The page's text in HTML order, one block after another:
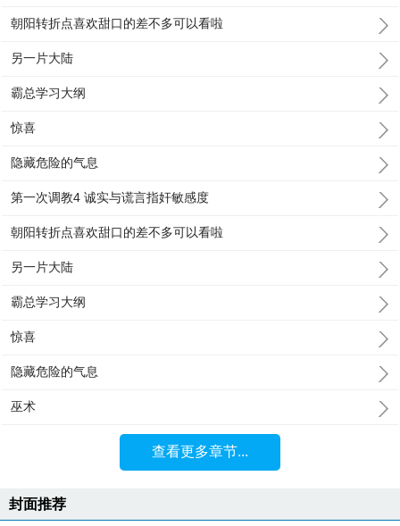
朝阳转折点喜欢甜口的差不多可以看啦
另一片大陆
霸总学习大纲
惊喜
隐藏危险的气息
第一次调教4 诚实与谎言指奸敏感度
朝阳转折点喜欢甜口的差不多可以看啦
另一片大陆
霸总学习大纲
惊喜
隐藏危险的气息
巫术
查看更多章节...
封面推荐